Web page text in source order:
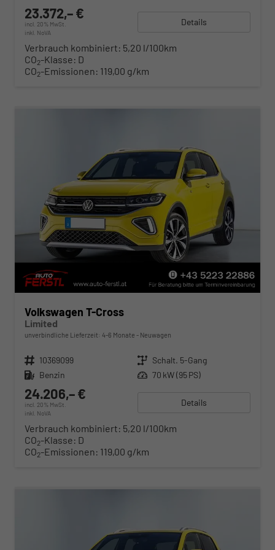
23.372,– €
incl. 20% MwSt.
inkl. NoVA
Details
Verbrauch kombiniert: 5,20 l/100km
CO2-Klasse: D
CO2-Emissionen: 119,00 g/km
Volkswagen T-Cross
Limited
unverbindliche Lieferzeit: 4-6 Monate Neuwagen
Fahrzeugnr. 10369099 Getriebe Schalt. 5-Gang
Kraftstoff Benzin Leistung 70 kW (95 PS)
24.206,– €
incl. 20% MwSt.
inkl. NoVA
Details
Verbrauch kombiniert: 5,20 l/100km
CO2-Klasse: D
CO2-Emissionen: 119,00 g/km